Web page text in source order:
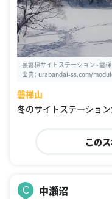
裏磐梯サイトステーション - 磐
出典： urabandai-ss.com/
磐梯山
冬のサイトステーション
この
C 中瀬沼